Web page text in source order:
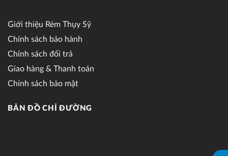
Giới thiệu Rèm Thụy Sỹ
Chính sách bảo hành
Chính sách đổi trả
Giao hàng & Thanh toán
Chính sách bảo mật
BẢN ĐỒ CHỈ ĐƯỜNG